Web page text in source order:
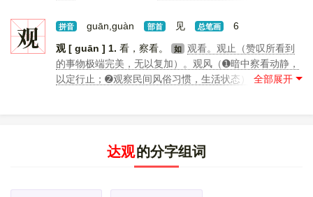
旦。
实现。 如 目的已达。 6.传出来。
如 显达。达官贵人。 8.姓。 [更多解释]
观 拼音 guān,guàn 部首 见 总笔画
6
观 [ guān ] 1. 看，察看。 如
观看。观止（赞叹所看到
的事物极端完美，无以复加）。观风（➊暗中察看动静，
以定行止；➋观察民间风俗习惯，生活状态）。观阵。观
白云观。紫阳观。 2.古代宫门前的双阙。
楼观。台观。 4.姓。 [
达观的分字组词